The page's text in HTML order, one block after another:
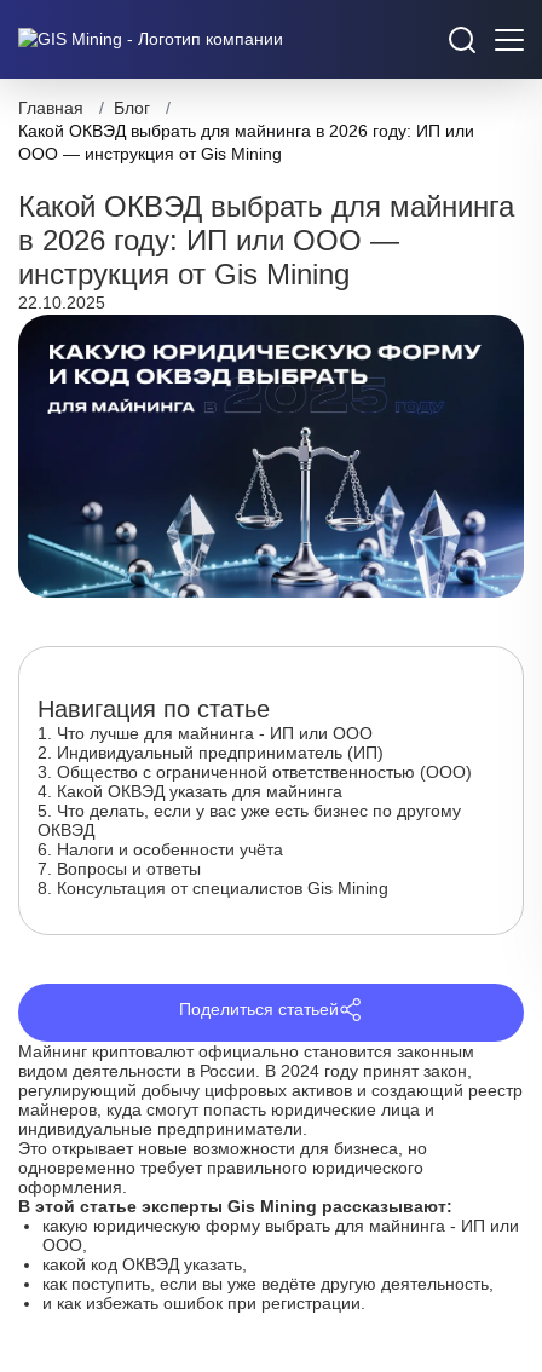
Главная / Блог
/
Какой ОКВЭД выбрать для майнинга в 2026 году: ИП или
ООО — инструкция от Gis Mining
Какой ОКВЭД выбрать для майнинга
в 2026 году: ИП или ООО —
инструкция от Gis Mining
22.10.2025
Навигация по статье
1. Что лучше для майнинга - ИП или ООО
2. Индивидуальный предприниматель (ИП)
3. Общество с ограниченной ответственностью (ООО)
4. Какой ОКВЭД указать для майнинга
5. Что делать, если у вас уже есть бизнес по другому
ОКВЭД
6. Налоги и особенности учёта
7. Вопросы и ответы
8. Консультация от специалистов Gis Mining
Поделиться статьей
Майнинг криптовалют официально становится законным
видом деятельности в России. В 2024 году принят закон,
регулирующий добычу цифровых активов и создающий реестр
майнеров, куда смогут попасть юридические лица и
индивидуальные предприниматели.
Это открывает новые возможности для бизнеса, но
одновременно требует правильного юридического
оформления.
В этой статье эксперты Gis Mining рассказывают:
какую юридическую форму выбрать для майнинга - ИП или
ООО,
какой код ОКВЭД указать,
как поступить, если вы уже ведёте другую деятельность,
и как избежать ошибок при регистрации.